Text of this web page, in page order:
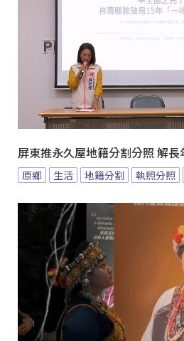
屏東推永久屋地籍分割分照 解長
原鄉 生活 地籍分割 執照分照